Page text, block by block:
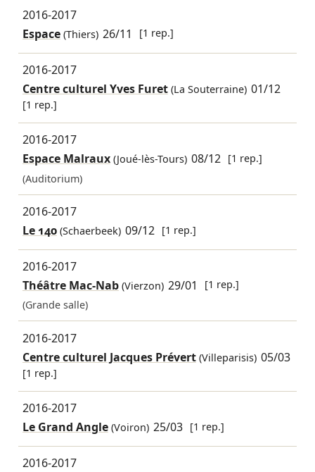
2016-2017
Espace(Thiers) 26/11 [1 rep.]
2016-2017
Centre culturel Yves Furet(La Souterraine) 01/12
[1 rep.]
2016-2017
Espace Malraux(Joué-lès-Tours) 08/12 [1 rep.]
(Auditorium)
2016-2017
Le 140(Schaerbeek) 09/12 [1 rep.]
2016-2017
Théâtre Mac-Nab(Vierzon) 29/01
[1 rep.]
(Grande salle)
2016-2017
Centre culturel Jacques Prévert(Villeparisis) 05/03
[1 rep.]
2016-2017
Le Grand Angle(Voiron) 25/03 [1 rep.]
2016-2017